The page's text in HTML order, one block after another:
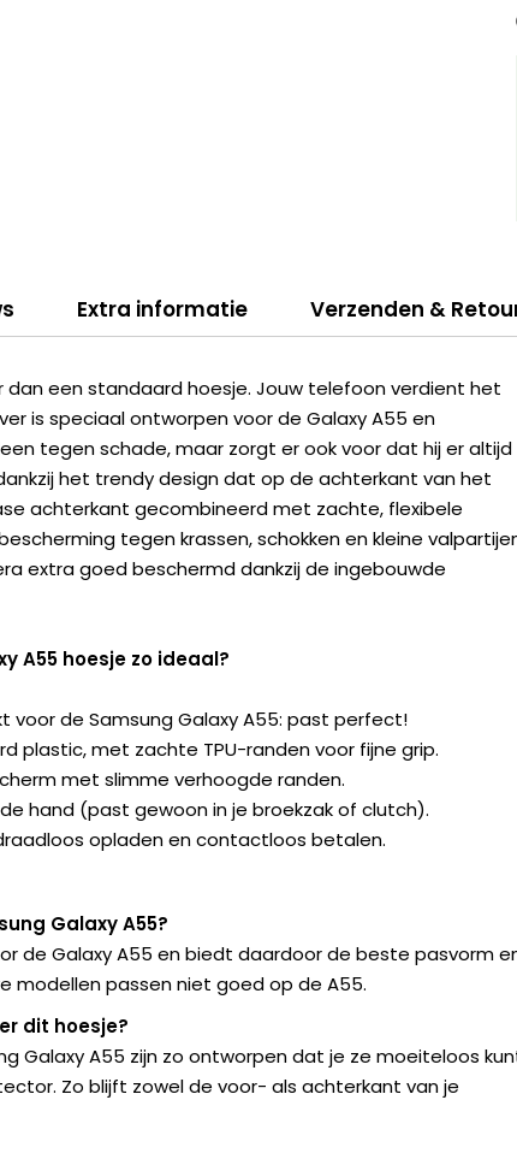
Extra informatie Verzenden &
een standaard hoesje. Jouw telefoon verdient het
is speciaal ontworpen voor de Galaxy A55 en
tegen schade, maar zorgt er ook voor dat hij er altijd
het trendy design dat op de achterkant van het
achterkant gecombineerd met zachte, flexibele
tegen krassen, schokken en kleine
extra goed beschermd dankzij de ingebouwde
A55 hoesje zo ideaal?
voor de Samsung Galaxy A55: past perfect!
plastic, met zachte TPU-randen voor fijne grip.
met slimme verhoogde randen.
hand (past gewoon in je broekzak of clutch).
opladen en contactloos betalen.
Galaxy A55?
de Galaxy A55 en biedt daardoor de beste pasvorm
modellen passen niet goed op de A55.
dit hoesje?
Galaxy A55 zijn zo ontworpen dat je ze moeiteloos
Zo blijft zowel de voor- als achterkant van je